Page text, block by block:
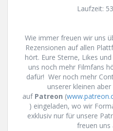
Laufzeit:
Wie immer freuen wir uns
Rezensionen auf allen
hört. Eure Sterne, Likes
uns noch mehr Filmfans
dafür! Wer noch mehr
unserer kleinen
auf Patreon (
) eingeladen, wo wir
exklusiv nur für unsere
freuen uns